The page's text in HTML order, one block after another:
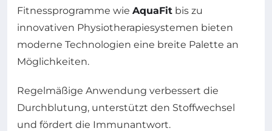
Fitnessprogramme wie AquaFit bis zu
innovativen Physiotherapiesystemen bieten
moderne Technologien eine breite Palette an
Möglichkeiten.
Regelmäßige Anwendung verbessert die
Durchblutung, unterstützt den Stoffwechsel
und fördert die Immunantwort.